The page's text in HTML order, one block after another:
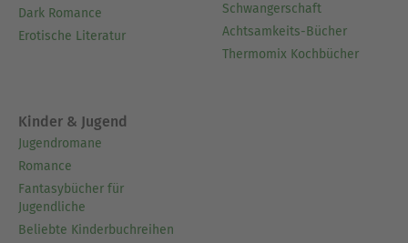
Dark Romance
Erotische Literatur
Schwangerschaft
Achtsamkeits-Bücher
Thermomix Kochbücher
Kinder & Jugend
Jugendromane
Romance
Fantasybücher für
Jugendliche
Beliebte Kinderbuchreihen